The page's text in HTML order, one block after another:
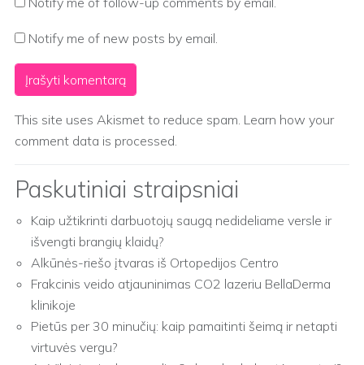
Notify me of new posts by email.
This site uses Akismet to reduce spam. Learn how your
comment data is processed.
Paskutiniai straipsniai
Kaip užtikrinti darbuotojų saugą nedideliame versle ir
išvengti brangių klaidų?
Alkūnės-riešo įtvaras iš Ortopedijos Centro
Frakcinis veido atjauninimas CO2 lazeriu BellaDerma
klinikoje
Pietūs per 30 minučių: kaip pamaitinti šeimą ir netapti
virtuvės vergu?